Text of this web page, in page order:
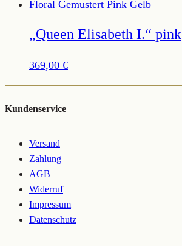
„Queen Elisabeth I.“ pink
369,00 €
Kundenservice
Versand
Zahlung
AGB
Widerruf
Impressum
Datenschutz